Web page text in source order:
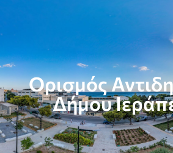
Ορισμός
Δήμου